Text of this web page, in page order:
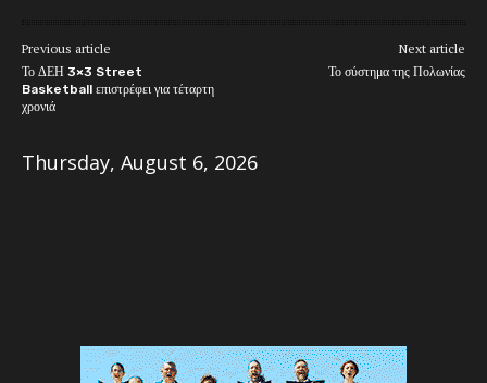
Previous article
Το ΔΕΗ 3×3 Street
Basketball επιστρέφει για τέταρτη
χρονιά
Next article
Το σύστημα της Πολωνίας
Thursday, August 6, 2026